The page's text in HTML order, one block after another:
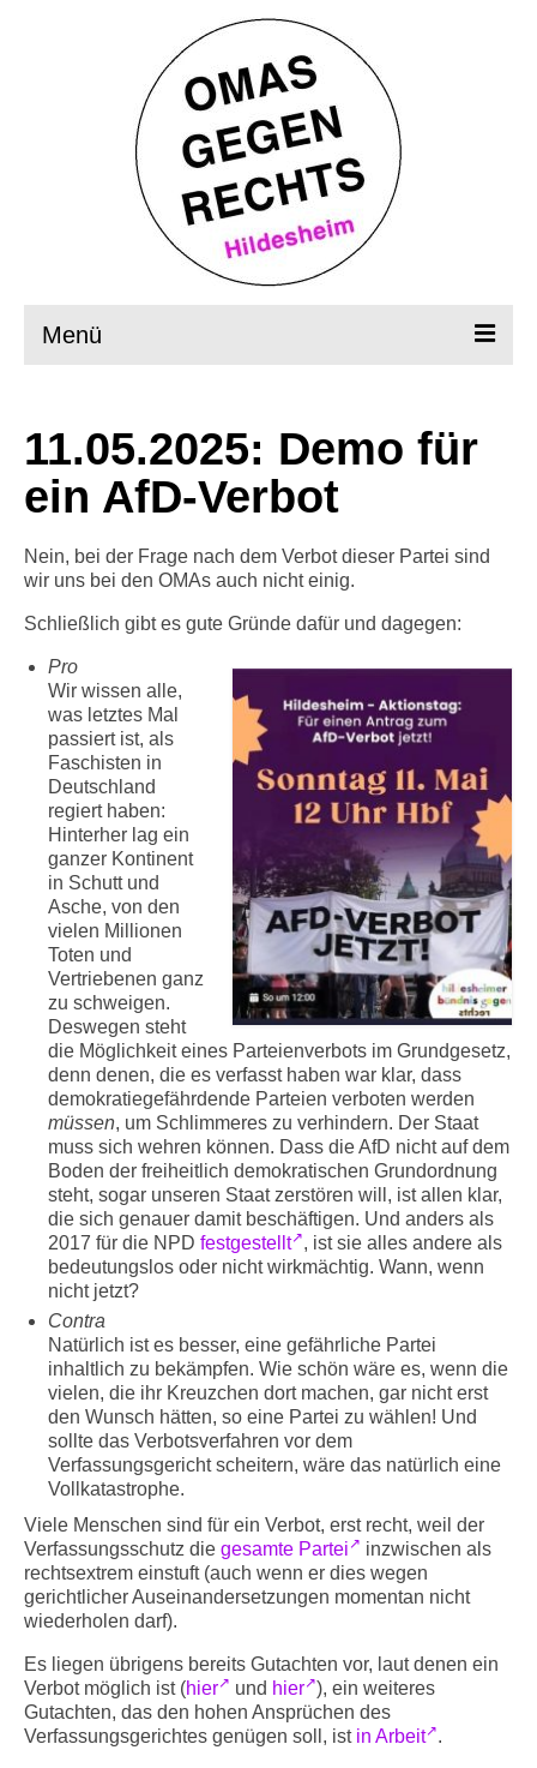
Menü
Wer, wie, was?
OMAS in Aktion
Info-Links gegen Rechts
11.05.2025: Demo für
ein AfD-Verbot
Nein, bei der Frage nach dem Verbot dieser Partei sind
wir uns bei den OMAs auch nicht einig.
Schließlich gibt es gute Gründe dafür und dagegen:
Pro
Wir wissen alle,
was letztes Mal
passiert ist, als
Faschisten in
Deutschland
regiert haben:
Hinterher lag ein
ganzer Kontinent
in Schutt und
Asche, von den
vielen Millionen
Toten und
Vertriebenen ganz
zu schweigen.
Deswegen steht
die Möglichkeit eines Parteienverbots im Grundgesetz,
denn denen, die es verfasst haben war klar, dass
demokratiegefährdende Parteien verboten werden
müssen, um Schlimmeres zu verhindern. Der Staat
muss sich wehren können. Dass die AfD nicht auf dem
Boden der freiheitlich demokratischen Grundordnung
steht, sogar unseren Staat zerstören will, ist allen klar,
die sich genauer damit beschäftigen. Und anders als
2017 für die NPD festgestellt
, ist sie alles andere als
bedeutungslos oder nicht wirkmächtig. Wann, wenn
nicht jetzt?
Contra
Natürlich ist es besser, eine gefährliche Partei
inhaltlich zu bekämpfen. Wie schön wäre es, wenn die
vielen, die ihr Kreuzchen dort machen, gar nicht erst
den Wunsch hätten, so eine Partei zu wählen! Und
sollte das Verbotsverfahren vor dem
Verfassungsgericht scheitern, wäre das natürlich eine
Vollkatastrophe.
Viele Menschen sind für ein Verbot, erst recht, weil der
Verfassungsschutz die gesamte Partei
inzwischen als
rechtsextrem einstuft (auch wenn er dies wegen
gerichtlicher Auseinandersetzungen momentan nicht
wiederholen darf).
Es liegen übrigens bereits Gutachten vor, laut denen ein
Verbot möglich ist (hier und hier ), ein weiteres
Gutachten, das den hohen Ansprüchen des
Verfassungsgerichtes genügen soll, ist in Arbeit .